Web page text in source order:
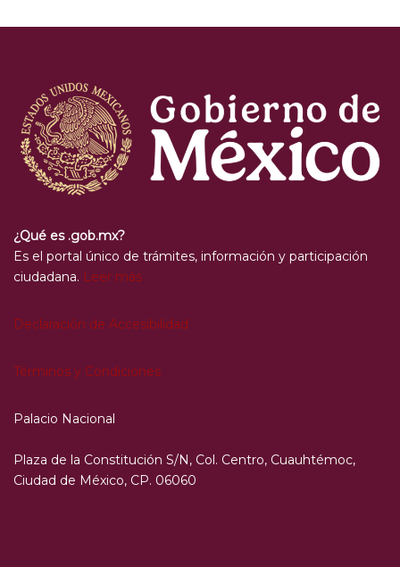
¿Qué es .gob.mx?
Es el portal único de trámites, información y participación
ciudadana. Leer más
Declaración de Accesibilidad
Términos y Condiciones
Palacio Nacional
Plaza de la Constitución S/N, Col. Centro, Cuauhtémoc,
Ciudad de México, CP. 06060